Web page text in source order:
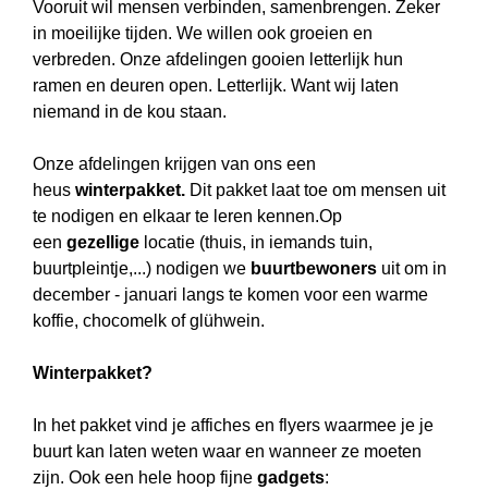
Vooruit wil mensen verbinden, samenbrengen. Zeker
in moeilijke tijden. We willen ook groeien en
verbreden. Onze afdelingen gooien letterlijk hun
ramen en deuren open. Letterlijk. Want wij laten
niemand in de kou staan.
Onze afdelingen krijgen van ons een
heus winterpakket. Dit pakket laat toe om mensen uit
te nodigen en elkaar te leren kennen.Op
een gezellige locatie (thuis, in iemands tuin,
buurtpleintje,...) nodigen we buurtbewoners uit om in
december - januari langs te komen voor een warme
koffie, chocomelk of glühwein.
Winterpakket?
In het pakket vind je affiches en flyers waarmee je je
buurt kan laten weten waar en wanneer ze moeten
zijn. Ook een hele hoop fijne gadgets: